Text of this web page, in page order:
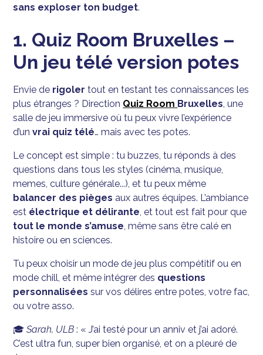
sans exploser ton budget.
1. Quiz Room Bruxelles –
Un jeu télé version potes
Envie de rigoler tout en testant tes connaissances les
plus étranges ? Direction Quiz Room Bruxelles, une
salle de jeu immersive où tu peux vivre l’expérience
d’unvrai quiz télé… mais avec tes potes.
Le concept est simple : tu buzzes, tu réponds à des
questions dans tous les styles (cinéma, musique,
memes, culture générale...), et tu peux même
balancer des pièges aux autres équipes. L’ambiance
est électrique et délirante, et tout est fait pour que
tout le monde s’amuse, même sans être calé en
histoire ou en sciences.
Tu peux choisir un mode de jeu plus compétitif ou en
mode chill, et même intégrer des questions
personnalisées sur vos délires entre potes, votre fac,
ou votre asso.
🎓Sarah, ULB : « J’ai testé pour un anniv et j’ai adoré.
C’est ultra fun, super bien organisé, et on a pleuré de